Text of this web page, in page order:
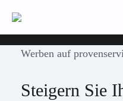
Inhalt
Werben auf
Steigern Sie